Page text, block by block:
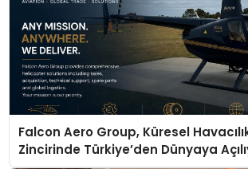
Falcon Aero Group, Küresel
Zincirinde Türkiye’den Dünyaya